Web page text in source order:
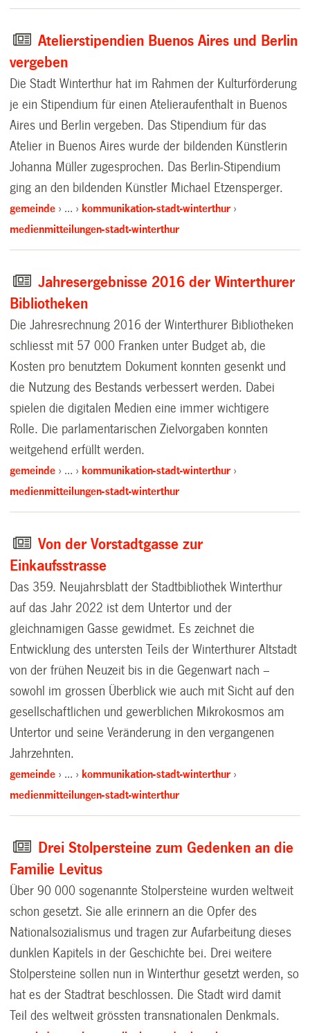
Atelierstipendien Buenos Aires und Berlin
vergeben
Die Stadt Winterthur hat im Rahmen der Kulturförderung
je ein Stipendium für einen Atelieraufenthalt in Buenos
Aires und Berlin vergeben. Das Stipendium für das
Atelier in Buenos Aires wurde der bildenden Künstlerin
Johanna Müller zugesprochen. Das Berlin-Stipendium
ging an den bildenden Künstler Michael Etzensperger.
gemeinde …
kommunikation-stadt-winterthur
medienmitteilungen-stadt-winterthur
Jahresergebnisse 2016 der Winterthurer
Bibliotheken
Die Jahresrechnung 2016 der Winterthurer Bibliotheken
schliesst mit 57 000 Franken unter Budget ab, die
Kosten pro benutztem Dokument konnten gesenkt und
die Nutzung des Bestands verbessert werden. Dabei
spielen die digitalen Medien eine immer wichtigere
Rolle. Die parlamentarischen Zielvorgaben konnten
weitgehend erfüllt werden.
gemeinde …
kommunikation-stadt-winterthur
medienmitteilungen-stadt-winterthur
Von der Vorstadtgasse zur
Einkaufsstrasse
Das 359. Neujahrsblatt der Stadtbibliothek Winterthur
auf das Jahr 2022 ist dem Untertor und der
gleichnamigen Gasse gewidmet. Es zeichnet die
Entwicklung des untersten Teils der Winterthurer Altstadt
von der frühen Neuzeit bis in die Gegenwart nach –
sowohl im grossen Überblick wie auch mit Sicht auf den
gesellschaftlichen und gewerblichen Mikrokosmos am
Untertor und seine Veränderung in den vergangenen
Jahrzehnten.
gemeinde …
kommunikation-stadt-winterthur
medienmitteilungen-stadt-winterthur
Drei Stolpersteine zum Gedenken an die
Familie Levitus
Über 90 000 sogenannte Stolpersteine wurden weltweit
schon gesetzt. Sie alle erinnern an die Opfer des
Nationalsozialismus und tragen zur Aufarbeitung dieses
dunklen Kapitels in der Geschichte bei. Drei weitere
Stolpersteine sollen nun in Winterthur gesetzt werden, so
hat es der Stadtrat beschlossen. Die Stadt wird damit
Teil des weltweit grössten transnationalen Denkmals.